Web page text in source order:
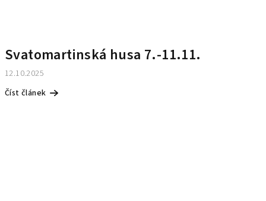
Svatomartinská husa 7.-11.11.
12.10.2025
Číst článek